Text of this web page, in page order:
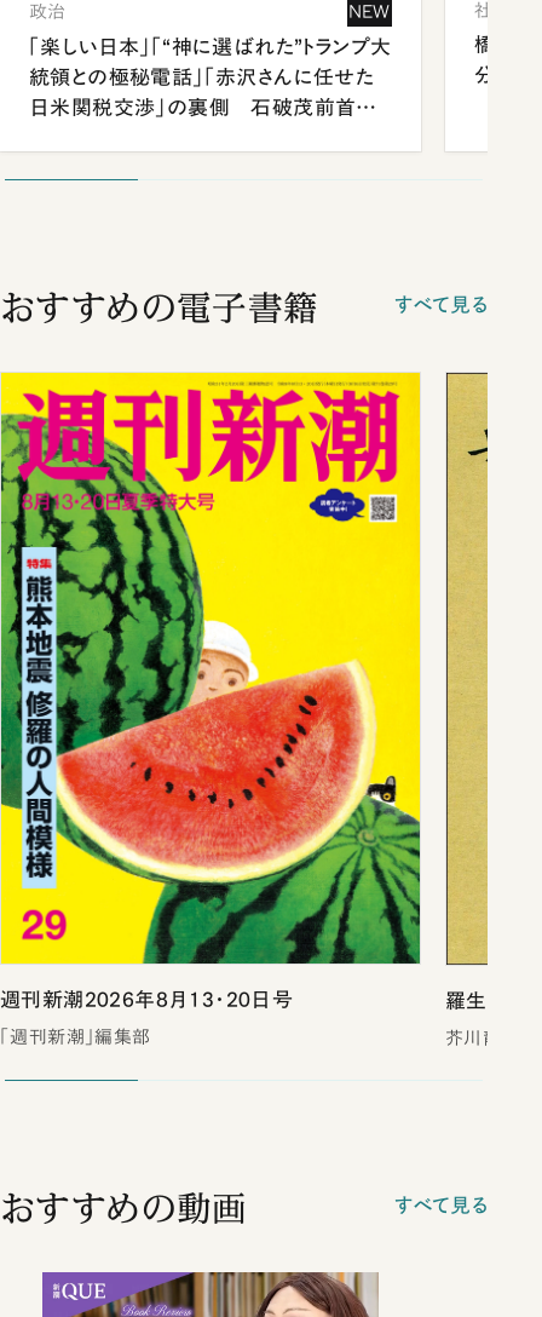
政治 NEW
「楽しい日本」「“神に選ばれた”トランプ大
統領との極秘電話」「赤沢さんに任せた
日米関税交渉」の裏側 石破茂前首相
社会
橋本愛
分 佐
おすすめの電子書籍 すべて見る
週刊新潮2026年8月13・20日号
「週刊新潮」編集部
羅生門・
芥川龍之介
おすすめの動画 すべて見る